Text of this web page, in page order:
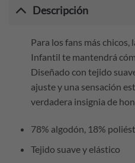
Descripción
Para los fans más
Infantil te mantendrá
Diseñado con tejido
ajuste y una sensación
verdadera insignia de
78% algodón, 18%
Tejido suave y elástico